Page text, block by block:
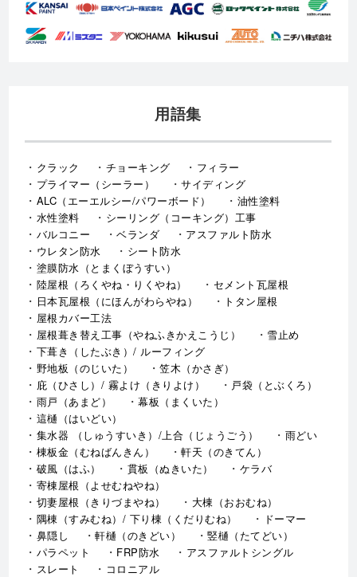
用語集
クラック チョーキング
フィラー
プライマー（シーラー）
サイディング
ALC（エーエルシー/パワーボード）
油性塗料
水性塗料
シーリング（コーキング）工事
バルコニー
ベランダ
アスファルト防水
ウレタン防水
シート防水
塗膜防水（とまくぼうすい）
陸屋根（ろくやね・りくやね）
セメント瓦屋根
日本瓦屋根（にほんがわらやね）
トタン屋根
屋根カバー工法
屋根葺き替え工事（やねふきかえこうじ）
雪止め
下葺き（したぶき）/ ルーフィング
野地板（のじいた）
笠木（かさぎ）
庇（ひさし）/ 霧よけ（きりよけ）
戸袋（とぶくろ）
雨戸（あまど）
幕板（まくいた）
這樋（はいどい）
集水器 （しゅうすいき）/上合（じょうごう）
雨どい
棟板金（むねばんきん）
軒天（のきてん）
破風（はふ）
貫板（ぬきいた）
ケラバ
寄棟屋根（よせむねやね）
切妻屋根（きりづまやね）
大棟（おおむね）
隅棟（すみむね）/ 下り棟（くだりむね）
ドーマー
鼻隠し
軒樋（のきどい）
竪樋（たてどい）
パラペット
FRP防水
アスファルトシングル
スレート
コロニアル